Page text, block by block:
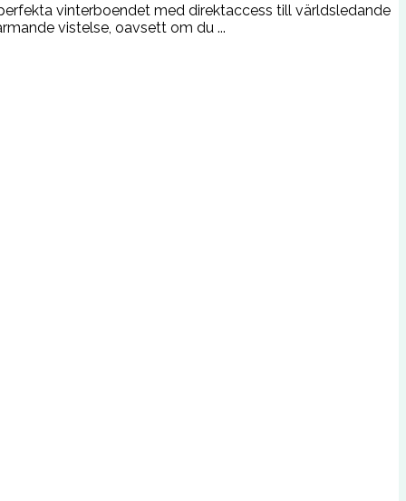
vinterboendet med direktaccess till världsledande
vistelse, oavsett om du ...